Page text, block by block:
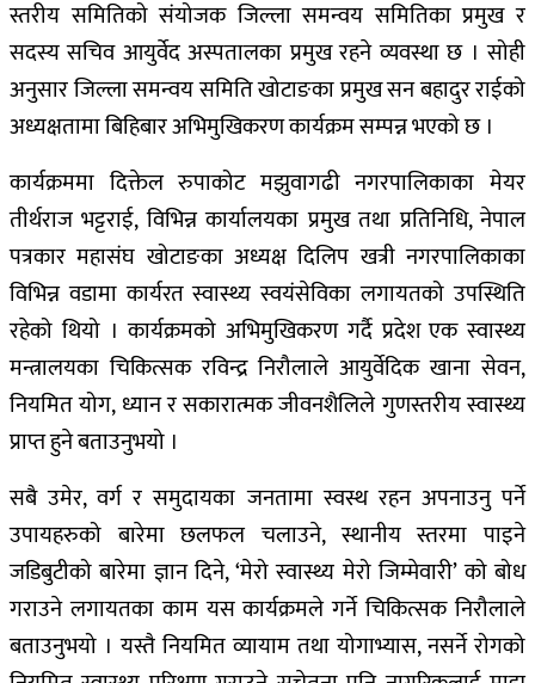
स्तरीय समितिको संयोजक जिल्ला समन्वय समितिका प्रमुख र
सदस्य सचिव आयुर्वेद अस्पतालका प्रमुख रहने व्यवस्था छ । सोही
अनुसार जिल्ला समन्वय समिति खोटाङका प्रमुख सन बहादुर राईको
अध्यक्षतामा बिहिबार अभिमुखिकरण कार्यक्रम सम्पन्न भएको छ ।
कार्यक्रममा दिक्तेल रुपाकोट मझुवागढी नगरपालिकाका मेयर
तीर्थराज भट्टराई, विभिन्न कार्यालयका प्रमुख तथा प्रतिनिधि, नेपाल
पत्रकार महासंघ खोटाङका अध्यक्ष दिलिप खत्री नगरपालिकाका
विभिन्न वडामा कार्यरत स्वास्थ्य स्वयंसेविका लगायतको उपस्थिति
रहेको थियो । कार्यक्रमको अभिमुखिकरण गर्दै प्रदेश एक स्वास्थ्य
मन्त्रालयका चिकित्सक रविन्द्र निरौलाले आयुर्वेदिक खाना सेवन,
नियमित योग, ध्यान र सकारात्मक जीवनशैलिले गुणस्तरीय स्वास्थ्य
प्राप्त हुने बताउनुभयो ।
सबै उमेर, वर्ग र समुदायका जनतामा स्वस्थ रहन अपनाउनु पर्ने
उपायहरुको बारेमा छलफल चलाउने, स्थानीय स्तरमा पाइने
जडिबुटीको बारेमा ज्ञान दिने, ‘मेरो स्वास्थ्य मेरो जिम्मेवारी’ को बोध
गराउने लगायतका काम यस कार्यक्रमले गर्ने चिकित्सक निरौलाले
बताउनुभयो । यस्तै नियमित व्यायाम तथा योगाभ्यास, नसर्ने रोगको